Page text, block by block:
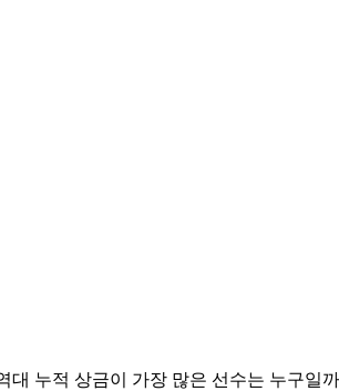
누적 상금이 가장 많은 선수는 누구일